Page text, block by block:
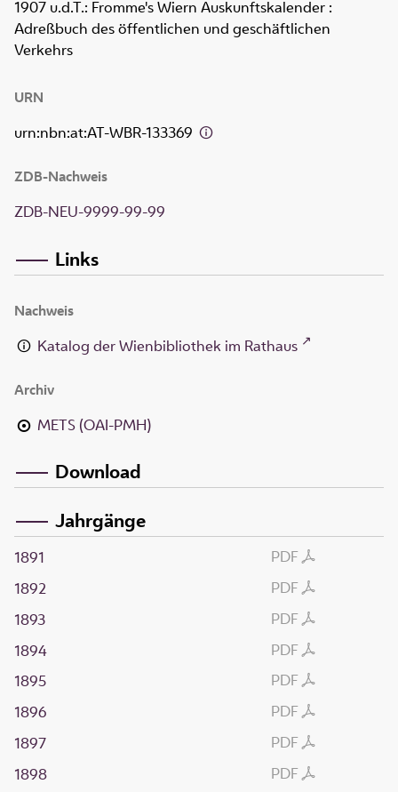
1907 u.d.T.: Fromme's Wiern Auskunftskalender :
Adreßbuch des öffentlichen und geschäftlichen
Verkehrs
URN
urn:nbn:at:AT-WBR-133369
ZDB-Nachweis
ZDB-NEU-9999-99-99
Links
Nachweis
Katalog der Wienbibliothek im Rathaus
Archiv
METS (OAI-PMH)
Download
Jahrgänge
PDF
1891
PDF
1892
PDF
1893
PDF
1894
PDF
1895
PDF
1896
PDF
1897
PDF
1898